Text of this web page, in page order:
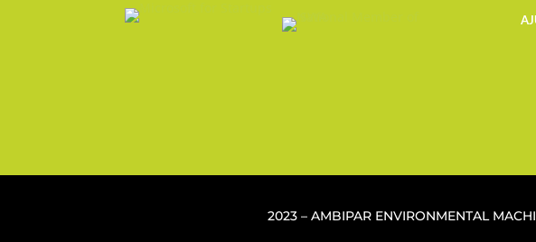
2023 – AMBIPAR ENVIRONMENTAL